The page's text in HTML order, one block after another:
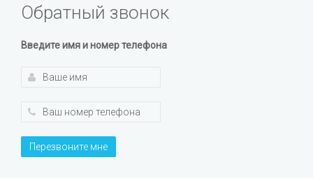
Обратный звонок
Введите имя и номер телефона
Перезвоните мне